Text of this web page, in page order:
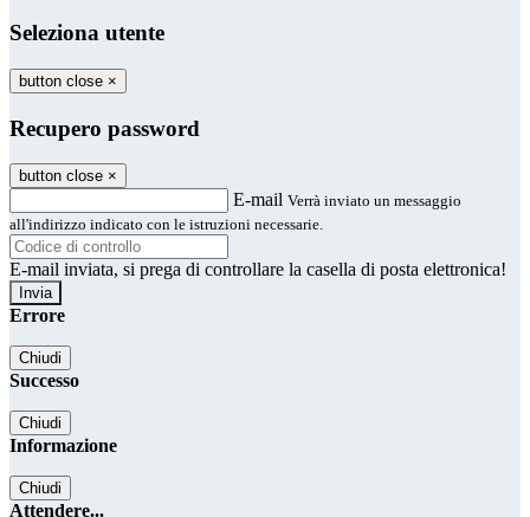
Seleziona utente
button close ×
Recupero password
button close ×
E-mail Verrà inviato un messaggio
all'indirizzo indicato con le istruzioni necessarie.
E-mail inviata, si prega di controllare la casella di posta elettronica!
Errore
Chiudi
Successo
Chiudi
Informazione
Chiudi
Attendere...